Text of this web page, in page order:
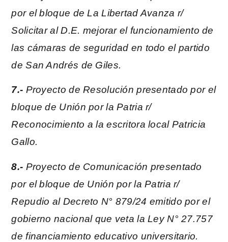
por el bloque de La Libertad Avanza r/
Solicitar al D.E. mejorar el funcionamiento de
las cámaras de seguridad en todo el partido
de San Andrés de Giles.
7.- Proyecto de Resolución presentado por el
bloque de Unión por la Patria r/
Reconocimiento a la escritora local Patricia
Gallo.
8.- Proyecto de Comunicación presentado
por el bloque de Unión por la Patria r/
Repudio al Decreto N° 879/24 emitido por el
gobierno nacional que veta la Ley N° 27.757
de financiamiento educativo universitario.